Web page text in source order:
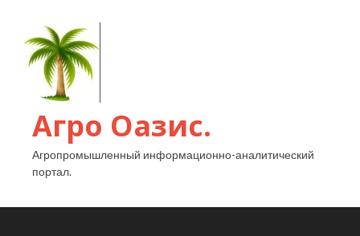
Агро Оазис.
Агропромышленный информационно-аналитический
портал.